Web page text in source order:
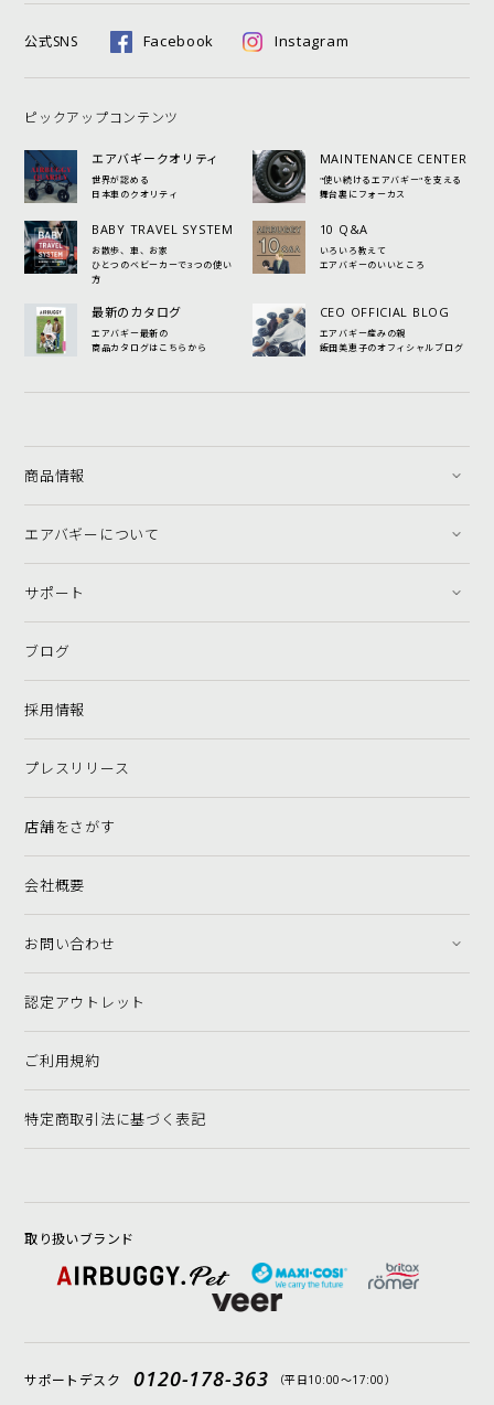
公式SNS Facebook Instagram
ピックアップコンテンツ
エアバギークオリティ
世界が認める
日本車のクオリティ
MAINTENANCE CENTER
"使い続けるエアバギー"を支える
舞台裏にフォーカス
BABY TRAVEL SYSTEM
お散歩、車、お家
ひとつのベビーカーで3つの使い
方
10 Q&A
いろいろ教えて
エアバギーのいいところ
最新のカタログ
エアバギー最新の
商品カタログはこちらから
CEO OFFICIAL BLOG
エアバギー産みの親
飯田美恵子のオフィシャルブログ
商品情報
エアバギーについて
サポート
ブログ
採用情報
プレスリリース
店舗をさがす
会社概要
お問い合わせ
認定アウトレット
ご利用規約
特定商取引法に基づく表記
取り扱いブランド
サポートデスク 0120-178-363 （平日10:00〜17:00）